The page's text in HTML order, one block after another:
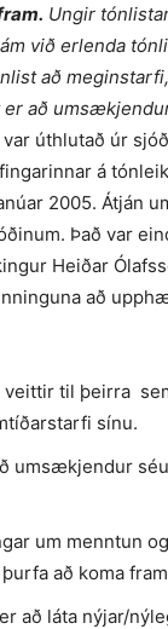
Ungir
við erlenda
að
að
var úthlutað úr
á
2005. Átján
Það var
Heiðar
að
til þeirra
sínu.
umsækjendur
um menntun
að koma
að láta nýjar/